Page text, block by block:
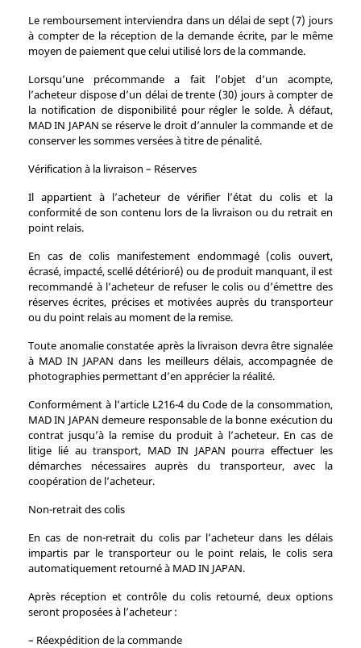
Le remboursement interviendra dans un délai de sept (7) jours
à compter de la réception de la demande écrite, par le même
moyen de paiement que celui utilisé lors de la commande.
Lorsqu’une précommande a fait l’objet d’un acompte,
l’acheteur dispose d’un délai de trente (30) jours à compter de
la notification de disponibilité pour régler le solde. À défaut,
MAD IN JAPAN se réserve le droit d’annuler la commande et de
conserver les sommes versées à titre de pénalité.
Vérification à la livraison – Réserves
Il appartient à l’acheteur de vérifier l’état du colis et la
conformité de son contenu lors de la livraison ou du retrait en
point relais.
En cas de colis manifestement endommagé (colis ouvert,
écrasé, impacté, scellé détérioré) ou de produit manquant, il est
recommandé à l’acheteur de refuser le colis ou d’émettre des
réserves écrites, précises et motivées auprès du transporteur
ou du point relais au moment de la remise.
Toute anomalie constatée après la livraison devra être signalée
à MAD IN JAPAN dans les meilleurs délais, accompagnée de
photographies permettant d’en apprécier la réalité.
Conformément à l’article L216-4 du Code de la consommation,
MAD IN JAPAN demeure responsable de la bonne exécution du
contrat jusqu’à la remise du produit à l’acheteur. En cas de
litige lié au transport, MAD IN JAPAN pourra effectuer les
démarches nécessaires auprès du transporteur, avec la
coopération de l’acheteur.
Non-retrait des colis
En cas de non-retrait du colis par l’acheteur dans les délais
impartis par le transporteur ou le point relais, le colis sera
automatiquement retourné à MAD IN JAPAN.
Après réception et contrôle du colis retourné, deux options
seront proposées à l’acheteur :
– Réexpédition de la commande